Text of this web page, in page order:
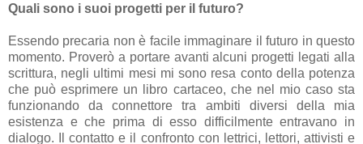
Quali sono i suoi progetti per il futuro?
Essendo precaria non è facile immaginare il futuro in questo
momento. Proverò a portare avanti alcuni progetti legati alla
scrittura, negli ultimi mesi mi sono resa conto della potenza
che può esprimere un libro cartaceo, che nel mio caso sta
funzionando da connettore tra ambiti diversi della mia
esistenza e che prima di esso difficilmente entravano in
dialogo. Il contatto e il confronto con lettrici, lettori, attivisti e